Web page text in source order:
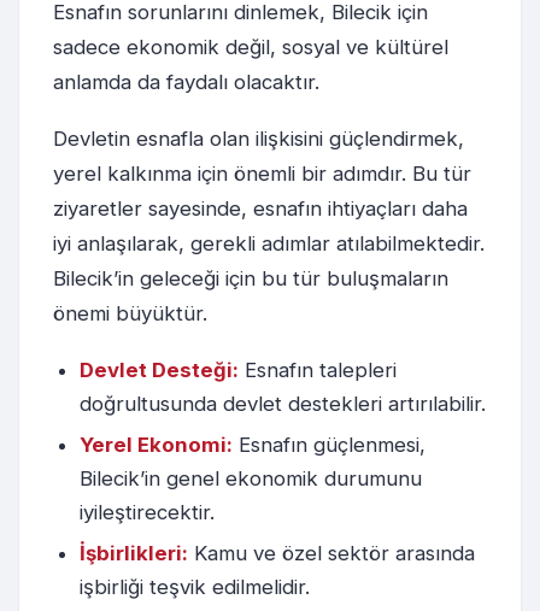
Esnafın sorunlarını dinlemek, Bilecik için
sadece ekonomik değil, sosyal ve kültürel
anlamda da faydalı olacaktır.
Devletin esnafla olan ilişkisini güçlendirmek,
yerel kalkınma için önemli bir adımdır. Bu tür
ziyaretler sayesinde, esnafın ihtiyaçları daha
iyi anlaşılarak, gerekli adımlar atılabilmektedir.
Bilecik’in geleceği için bu tür buluşmaların
önemi büyüktür.
Devlet Desteği: Esnafın talepleri
doğrultusunda devlet destekleri artırılabilir.
Yerel Ekonomi: Esnafın güçlenmesi,
Bilecik’in genel ekonomik durumunu
iyileştirecektir.
İşbirlikleri: Kamu ve özel sektör arasında
işbirliği teşvik edilmelidir.